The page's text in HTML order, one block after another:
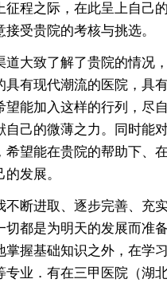
程之际，在此呈上自己
受贵院的考核与挑选。
道大致了解了贵院的情况
具有现代潮流的医院，具
望能加入这样的行列，尽
自己的微薄之力。同时能
希望能在贵院的帮助下、
发展。
不断进取、逐步完善、充
切都是为明天的发展而准
掌握基础知识之外，在学
专业．有在三甲医院（湖